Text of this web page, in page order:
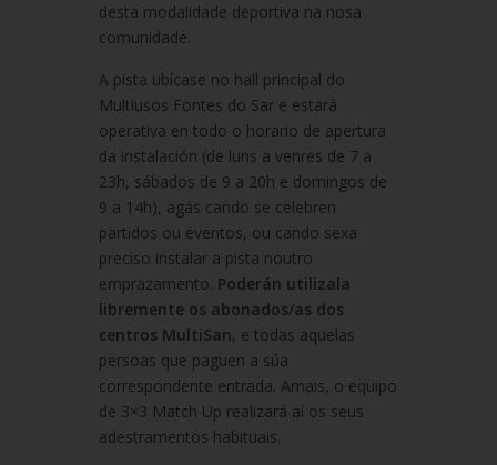
desta modalidade deportiva na nosa
comunidade.
A pista ubícase no hall principal do
Multiusos Fontes do Sar e estará
operativa en todo o horario de apertura
da instalación (de luns a venres de 7 a
23h, sábados de 9 a 20h e domingos de
9 a 14h), agás cando se celebren
partidos ou eventos, ou cando sexa
preciso instalar a pista noutro
emprazamento. Poderán utilizala
libremente os abonados/as dos
centros MultiSan, e todas aquelas
persoas que paguen a súa
correspondente entrada. Amais, o equipo
de 3×3 Match Up realizará aí os seus
adestramentos habituais.